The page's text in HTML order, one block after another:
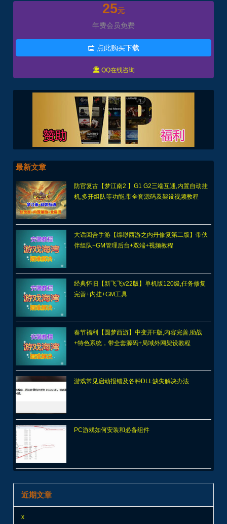
25元
年费会员免费
 点此购买下载
 QQ在线咨询
最新文章
防官复古【梦江南2 】G1 G2三端互通,内置自动挂
机,多开组队等功能,带全套源码及架设视频教程
大话回合手游【缥缈西游之内丹修复第二版】带伙
伴组队+GM管理后台+双端+视频教程
经典怀旧【新飞飞v22版】单机版120级,任务修复
完善+内挂+GM工具
春节福利【圆梦西游】中变开F版,内容完善,助战
+特色系统，带全套源码+局域外网架设教程
游戏常见启动报错及各种DLL缺失解决办法
PC游戏如何安装和必备组件
近期文章
x